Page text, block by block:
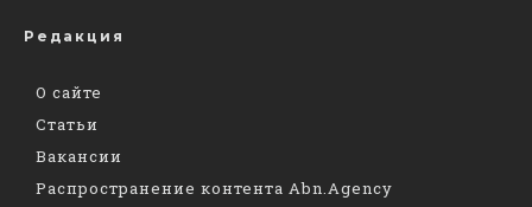
Редакция
О сайте
Статьи
Вакансии
Распространение контента Abn.Agency